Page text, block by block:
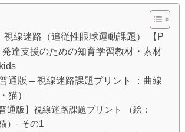
視線迷路（追従性眼球運動課題） 【P
達支援のための知育学習教材・素材
通版 – 視線迷路課題プリント ：曲線
猫）
通版】視線迷路課題プリント （絵：
）- その1